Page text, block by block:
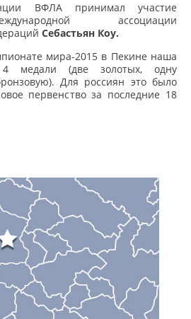
ВФЛА принимал участие
ассоциации
Себастьян Коу.
мира-2015 в Пекине наша
4 медали (две золотых, одну
Для россиян это было
первенство за последние 18